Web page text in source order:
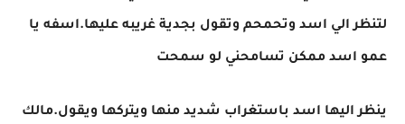
لتنظر الي اسد وتحمحم وتقول بجدية غريبه عليها.اسفه يا
عمو اسد ممكن تسامحني لو سمحت
ينظر اليها اسد باستغراب شديد منها ويتركها ويقول.مالك